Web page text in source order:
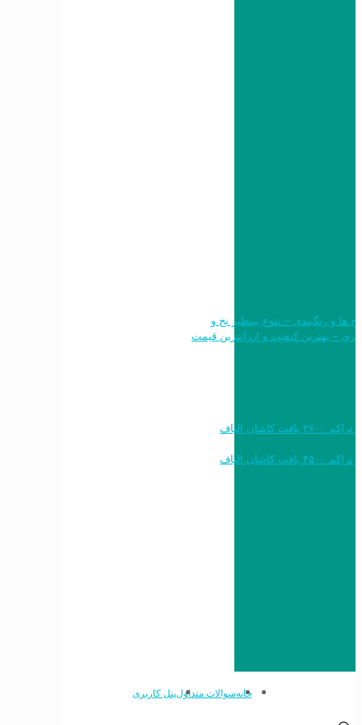
طرح ها و رنگبندی – تنوع بینظیر نخ و
خرید به قیمت فرش ماشینی ۱۲۰۰ شانه تراکم ۳۶۰۰ بافت کاشان الیاف
خرید به قیمت فرش ماشینی ۱۵۰۰ شانه تراکم ۴۵۰۰ بافت کاشان الیاف
خانهسوالات متداولپنل کاربری